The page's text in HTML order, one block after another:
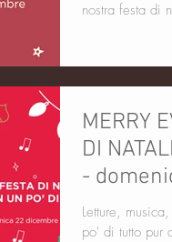
nostra festa di
MERRY
DI
-
Letture,
po' di tutto pur